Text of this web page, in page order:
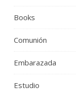
Books
Comunión
Embarazada
Estudio